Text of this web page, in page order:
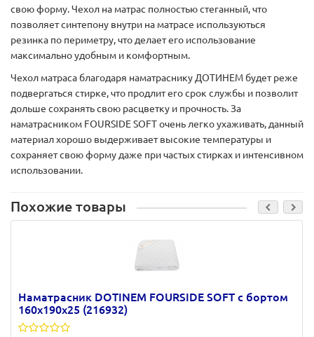
свою форму. Чехол на матрас полностью стеганный, что
позволяет синтепону внутри на матрасе используються
резинка по периметру, что делает его использование
максимально удобным и комфортным.
Чехол матраса благодаря наматраснику ДОТИНЕМ будет реже
подвергаться стирке, что продлит его срок службы и позволит
дольше сохранять свою расцветку и прочность. За
наматрасником FOURSIDE SOFT очень легко ухаживать, данный
материал хорошо выдерживает высокие температуры и
сохраняет свою форму даже при частых стирках и интенсивном
использовании.
Похожие товары
Наматрасник DOTINEM FOURSIDE SOFT с бортом
160х190х25 (216932)